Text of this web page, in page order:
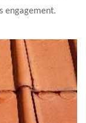
engagement.